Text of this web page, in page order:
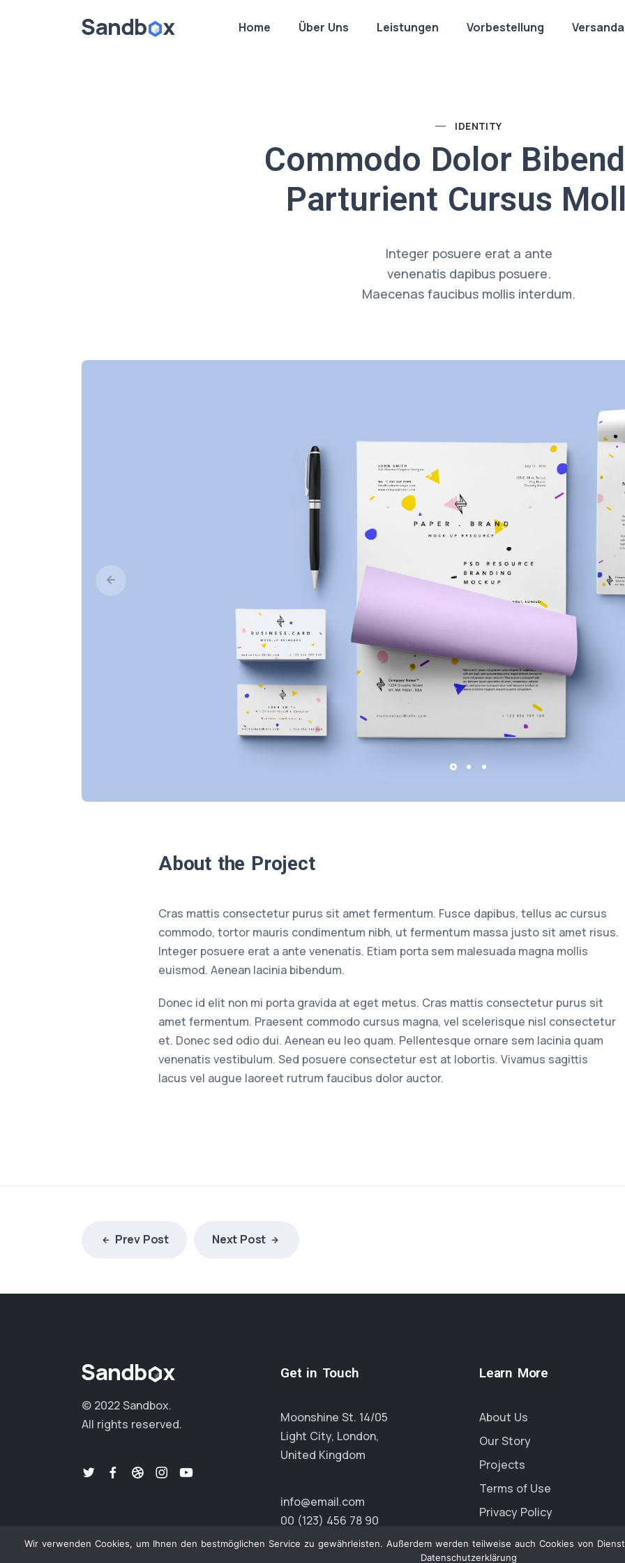
Home Über Uns Leistungen Vorbestellung
IDENTITY
Commodo Dolor
Parturient Cursus
Integer posuere erat a ante
venenatis dapibus posuere.
Maecenas faucibus mollis interdum.
About the Project
Cras mattis consectetur purus sit amet fermentum. Fusce dapibus, tellus ac cursus
commodo, tortor mauris condimentum nibh, ut fermentum massa justo sit amet risus.
Integer posuere erat a ante venenatis. Etiam porta sem malesuada magna mollis
euismod. Aenean lacinia bibendum.
Donec id elit non mi porta gravida at eget metus. Cras mattis consectetur purus sit
amet fermentum. Praesent commodo cursus magna, vel scelerisque nisl consectetur
et. Donec sed odio dui. Aenean eu leo quam. Pellentesque ornare sem lacinia quam
venenatis vestibulum. Sed posuere consectetur est at lobortis. Vivamus sagittis
lacus vel augue laoreet rutrum faucibus dolor auctor.
Prev Post Next Post
© 2022 Sandbox.
All rights reserved.
Get in Touch
Moonshine St. 14/05
Light City, London,
United Kingdom
info@email.com
00 (123) 456 78 90
Learn More
About Us
Our Story
Projects
Terms of Use
Privacy Policy
Wir verwenden Cookies, um Ihnen den bestmöglichen Service zu gewährleisten. Außerdem werden teilweise auch Cookies von
Datenschutzerklärung